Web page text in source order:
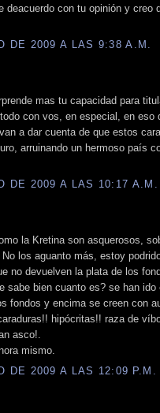
deacuerdo con tu opinión y creo
DE 2009 A LAS 9:38 A.M.
mas tu capacidad para
con vos, en especial, en eso
a dar cuenta de que estos
arruinando un hermoso país
DE 2009 A LAS 10:17 A.M.
la Kretina son asquerosos,
los aguanto más, estoy
no devuelven la plata de los
sabe bien cuanto es? se han
fondos y encima se creen con
hipócritas!! raza de
asco!.
mismo.
DE 2009 A LAS 12:09 P.M.